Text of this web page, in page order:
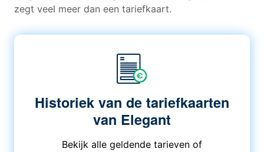
zegt veel meer dan een tariefkaart.
Historiek van de tariefkaarten
van Elegant
Bekijk alle geldende tarieven of